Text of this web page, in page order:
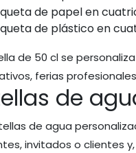
de papel en
de plástico en
de 50 cl se
ferias
de
de agua
invitados o clientes